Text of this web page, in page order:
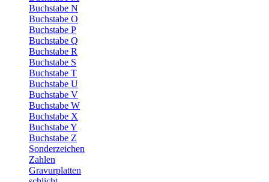
Buchstabe N
Buchstabe O
Buchstabe P
Buchstabe Q
Buchstabe R
Buchstabe S
Buchstabe T
Buchstabe U
Buchstabe V
Buchstabe W
Buchstabe X
Buchstabe Y
Buchstabe Z
Sonderzeichen
Zahlen
Gravurplatten